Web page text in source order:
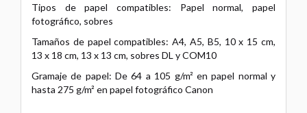
Tipos de papel compatibles: Papel normal, papel
fotográfico, sobres
Tamaños de papel compatibles: A4, A5, B5, 10 x 15 cm,
13 x 18 cm, 13 x 13 cm, sobres DL y COM10
Gramaje de papel: De 64 a 105 g/m² en papel normal y
hasta 275 g/m² en papel fotográfico Canon